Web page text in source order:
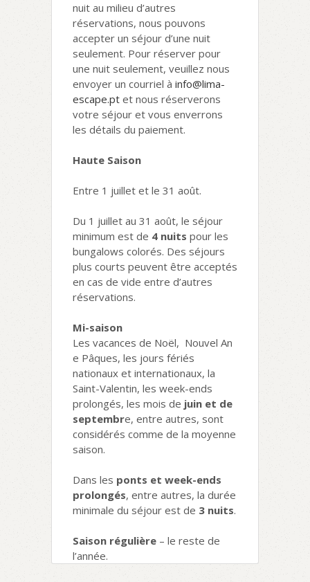
nuit au milieu d’autres
réservations, nous pouvons
accepter un séjour d’une nuit
seulement. Pour réserver pour
une nuit seulement, veuillez nous
envoyer un courriel à info@lima-
escape.pt et nous réserverons
votre séjour et vous enverrons
les détails du paiement.
Haute Saison
Entre 1 juillet et le 31 août.
Du 1 juillet au 31 août, le séjour
minimum est de 4 nuits pour les
bungalows colorés. Des séjours
plus courts peuvent être acceptés
en cas de vide entre d’autres
réservations.
Mi-saison
Les vacances de Noël, Nouvel An
e Pâques, les jours fériés
nationaux et internationaux, la
Saint-Valentin, les week-ends
prolongés, les mois de juin et de
septembre, entre autres, sont
considérés comme de la moyenne
saison.
Dans les ponts et week-ends
prolongés, entre autres, la durée
minimale du séjour est de 3 nuits.
Saison régulière – le reste de
l’année.